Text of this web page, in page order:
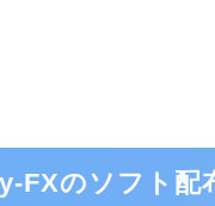
FXのソフト配